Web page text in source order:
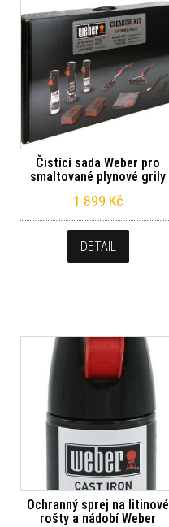
Čistící sada Weber pro
smaltované plynové grily
1 899 Kč
DETAIL
Ochranný sprej na litinové
rošty a nádobí Weber